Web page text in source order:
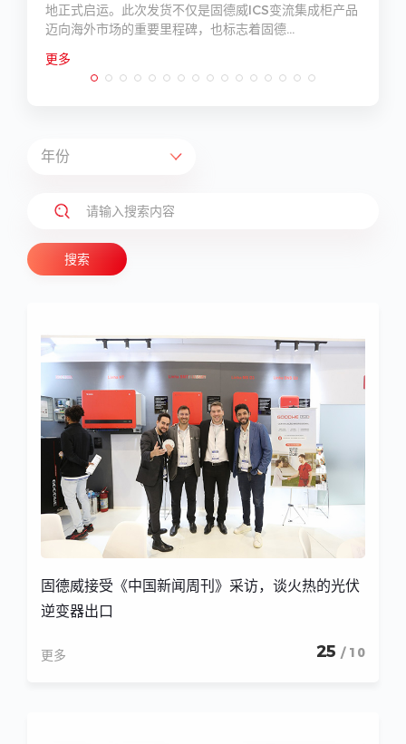
地正式启运。此次发货不仅是固德威ICS变流集成柜产品
迈向海外市场的重要里程碑，也标志着固德...
更多
搜索
固德威接受《中国新闻周刊》采访，谈火热的光伏
逆变器出口
更多 25 / 10